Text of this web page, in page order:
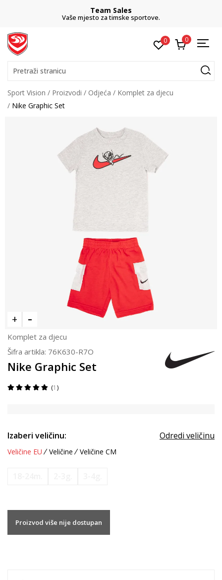
Team Sales
Vaše mjesto za timske sportove.
0 0
Pretraži stranicu
Sport Vision Proizvodi Odjeća
Komplet za djecu
Nike Graphic Set
Komplet za djecu
Šifra artikla: 76K630-R7O
Nike Graphic Set
1
Izaberi veličinu: Odredi veličinu
Veličine EU Veličine Veličine CM
Proizvod više nije dostupan